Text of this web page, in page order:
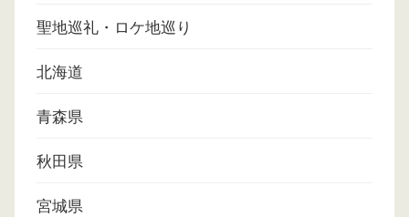
聖地巡礼・ロケ地巡り
北海道
青森県
秋田県
宮城県